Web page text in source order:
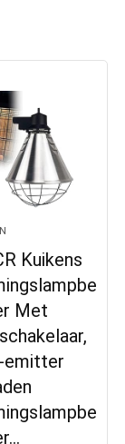
Kuikens
Met
emitter